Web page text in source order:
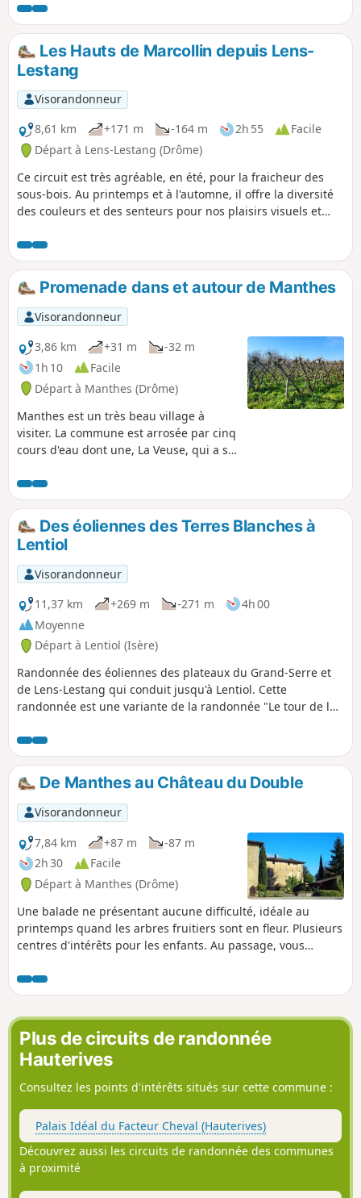
Les Hauts de Marcollin depuis Lens-
Lestang
Visorandonneur
8,61 km
+171 m -164 m 2h 55
Facile
Départ à Lens-Lestang (Drôme)
Ce circuit est très agréable, en été, pour la fraicheur des
sous-bois. Au printemps et à l'automne, il offre la diversité
des couleurs et des senteurs pour nos plaisirs visuels et
plaine de Beaurepaire. A TOUS LES RANDONNEURS (SES)
QUI PARCOURENT MES RANDONNEES vous pouvez mettre
des photos en indiquant l'emplacement sur le circuit.
Promenade dans et autour de Manthes
Visorandonneur
3,86 km
+31 m
-32 m
1h 10
Facile
Départ à Manthes (Drôme)
Manthes est un très beau village à
visiter. La commune est arrosée par cinq
cours d'eau dont une, La Veuse, qui a sa
pisciculture, une église et son prieuré
du XIe siècle qui abritait six moines, une
place centrale à côté de belles surfaces
d'eau. Alors, ouvrez bien les yeux et,
soyez curieux car ce village a une
longue histoire comme beaucoup
d'autres. À tou(te)s les randonneur(se)s
qui parcourent mes randonnées vous
pouvez mettre des photos en indiquant
l'emplacement sur le circuit.
Des éoliennes des Terres Blanches à
Lentiol
Visorandonneur
11,37 km
+269 m -271 m
4h 00
Moyenne
Départ à Lentiol (Isère)
Randonnée des éoliennes des plateaux du Grand-Serre et
de Lens-Lestang qui conduit jusqu'à Lentiol. Cette
randonnée est une variante de la randonnée "Le tour de la
va en bordure du village de Marcollin.
De Manthes au Château du Double
Visorandonneur
7,84 km
+87 m
-87 m
2h 30
Facile
Départ à Manthes (Drôme)
Une balade ne présentant aucune difficulté, idéale au
printemps quand les arbres fruitiers sont en fleur. Plusieurs
centres d'intérêts pour les enfants. Au passage, vous
extraordinaire réalisé par un disciple du facteur Cheval,
faire le tour du Château du Double et chercher une énigme.
Plus de circuits de randonnée
Hauterives
Consultez les points d'intérêts situés sur cette commune :
Palais Idéal du Facteur Cheval (Hauterives)
Découvrez aussi les circuits de randonnée des communes
à proximité